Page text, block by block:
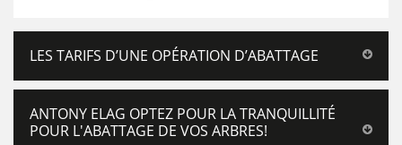
LES TARIFS D’UNE OPÉRATION D’ABATTAGE
ANTONY ELAG OPTEZ POUR LA TRANQUILLITÉ
POUR L'ABATTAGE DE VOS ARBRES!